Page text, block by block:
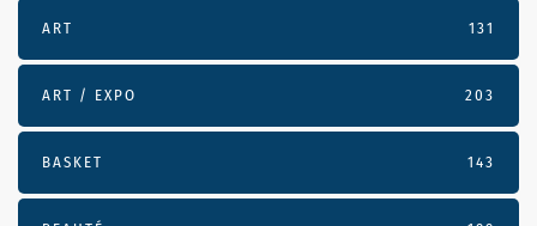
ART 131
ART / EXPO 203
BASKET 143